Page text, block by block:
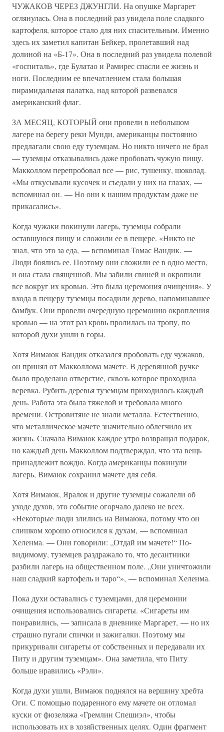
ЧУЖАКОВ ЧЕРЕЗ ДЖУНГЛИ. На опушке Маргарет
оглянулась. Она в последний раз увидела поле сладкого
картофеля, которое стало для них спасительным. Именно
здесь их заметил капитан Бейкер, пролетавший над
долиной на «Б-17». Она в последний раз увидела полевой
«госпиталь», где Булатао и Рамирес спасли ее жизнь и
ноги. Последним ее впечатлением стала большая
пирамидальная палатка, над которой развевался
американский флаг.
ЗА МЕСЯЦ, КОТОРЫЙ они провели в небольшом
лагере на берегу реки Мунди, американцы постоянно
предлагали свою еду туземцам. Но никто ничего не брал
— туземцы отказывались даже пробовать чужую пищу.
Макколлом перепробовал все — рис, тушенку, шоколад.
«Мы откусывали кусочек и съедали у них на глазах, —
вспоминал он. — Но они к нашим продуктам даже не
прикасались».
Когда чужаки покинули лагерь, туземцы собрали
оставшуюся пищу и сложили ее в пещере. «Никто не
знал, что это за еда, — вспоминал Томас Вандик. —
Люди боялись ее. Поэтому они сложили ее в одно место,
и она стала священной. Мы забили свиней и окропили
все вокруг их кровью. Это была церемония очищения». У
входа в пещеру туземцы посадили дерево, напоминавшее
бамбук. Они провели очередную церемонию окропления
кровью — на этот раз кровь пролилась на тропу, по
которой духи ушли в горы.
Хотя Вимаюк Вандик отказался пробовать еду чужаков,
он принял от Макколлома мачете. В деревянной ручке
было проделано отверстие, сквозь которое проходила
веревка. Рубить деревья туземцам приходилось каждый
день. Работа эта была тяжелой и требовала много
времени. Островитяне не знали металла. Естественно,
что металлическое мачете значительно облегчило их
жизнь. Сначала Вимаюк каждое утро возвращал подарок,
но каждый день Макколлом подтверждал, что эта вещь
принадлежит вождю. Когда американцы покинули
лагерь, Вимаюк сохранил мачете для себя.
Хотя Вимаюк, Яралок и другие туземцы сожалели об
уходе духов, это событие огорчало далеко не всех.
«Некоторые люди злились на Вимаюка, потому что он
слишком хорошо относился к духам, — вспоминал
Хеленма. — Они говорили: „Отдай им мачете!“ По-
видимому, туземцев раздражало то, что десантники
разбили лагерь на общественном поле. „Они уничтожили
наш сладкий картофель и таро“», — вспоминал Хеленма.
Пока духи оставались с туземцами, для церемонии
очищения использовались сигареты. «Сигареты им
понравились, — записала в дневнике Маргарет, — но их
страшно пугали спички и зажигалки. Поэтому мы
прикуривали сигареты от собственных и передавали их
Питу и другим туземцам». Она заметила, что Питу
больше нравились «Рэли».
Когда духи ушли, Вимаюк поднялся на вершину хребта
Оги. С помощью подаренного ему мачете он отломал
куски от фюзеляжа «Гремлин Спешиэл», чтобы
использовать их в хозяйственных целях. Один фрагмент